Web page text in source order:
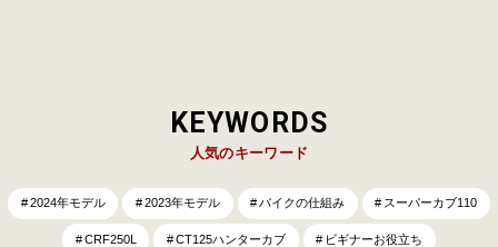
KEYWORDS
人気のキーワード
2024年モデル 2023年モデル バイクの仕組み スーパーカブ110
CRF250L CT125ハンターカブ ビギナーお役立ち